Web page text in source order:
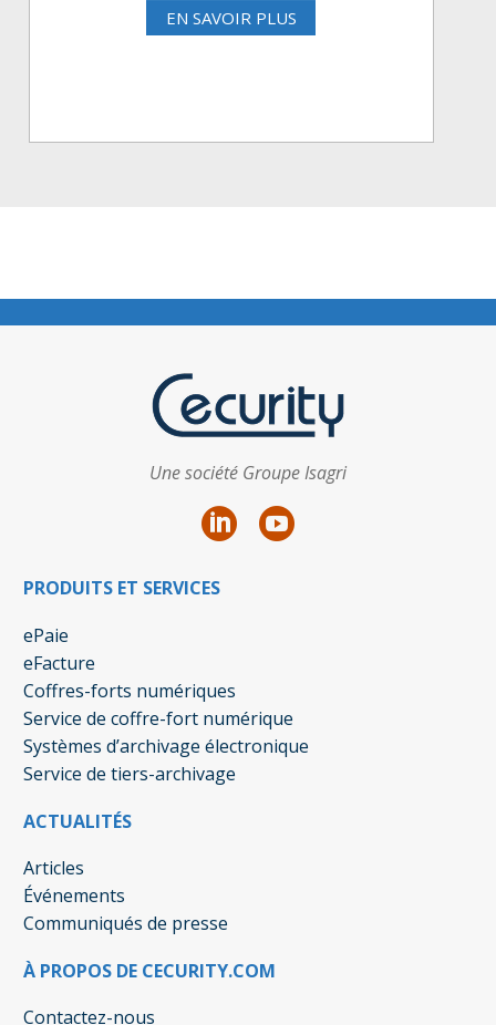
EN SAVOIR PLUS
Une société Groupe Isagri
PRODUITS ET SERVICES
ePaie
eFacture
Coffres-forts numériques
Service de coffre-fort numérique
Systèmes d’archivage électronique
Service de tiers-archivage
ACTUALITÉS
Articles
Événements
Communiqués de presse
À PROPOS DE CECURITY.COM
Contactez-nous